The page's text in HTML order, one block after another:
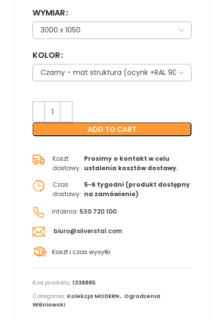
WYMIAR
KOLOR
ADD TO CART
Koszt
dostawy:
Prosimy o kontakt w celu
ustalenia kosztów dostawy.
Czas
dostawy:
5-6 tygodni (produkt dostępny
na zamówienie)
Infolinia: 530 720 100
biuro@silverstal.com
Koszt i czas wysyłki
Kod produktu:1338885
Categories: Kolekcja MODERN, Ogrodzenia
Wiśniowski